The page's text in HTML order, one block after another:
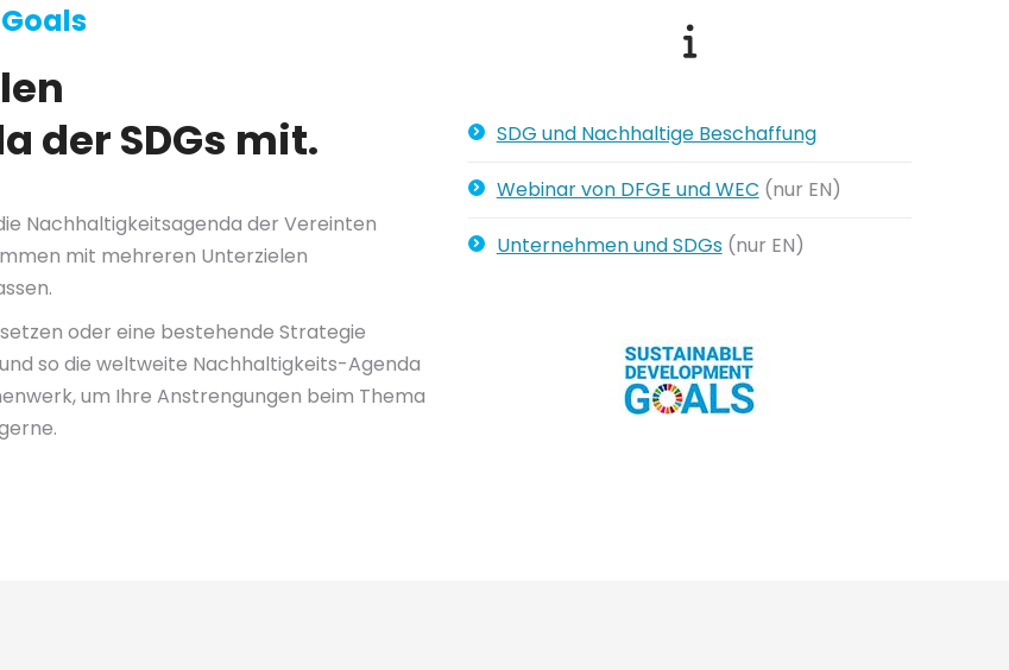
der SDGs mit.
Nachhaltigkeitsagenda der Vereinten
mit mehreren Unterzielen
oder eine bestehende Strategie
so die weltweite Nachhaltigkeits-Agenda
um Ihre Anstrengungen beim Thema
SDG und Nachhaltige Beschaffung
Webinar von DFGE und WEC (nur EN)
Unternehmen und SDGs(nur EN)